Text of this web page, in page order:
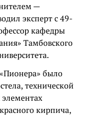
—
эксперт с 49-
кафедры
Тамбовского
было
технической
кирпича,